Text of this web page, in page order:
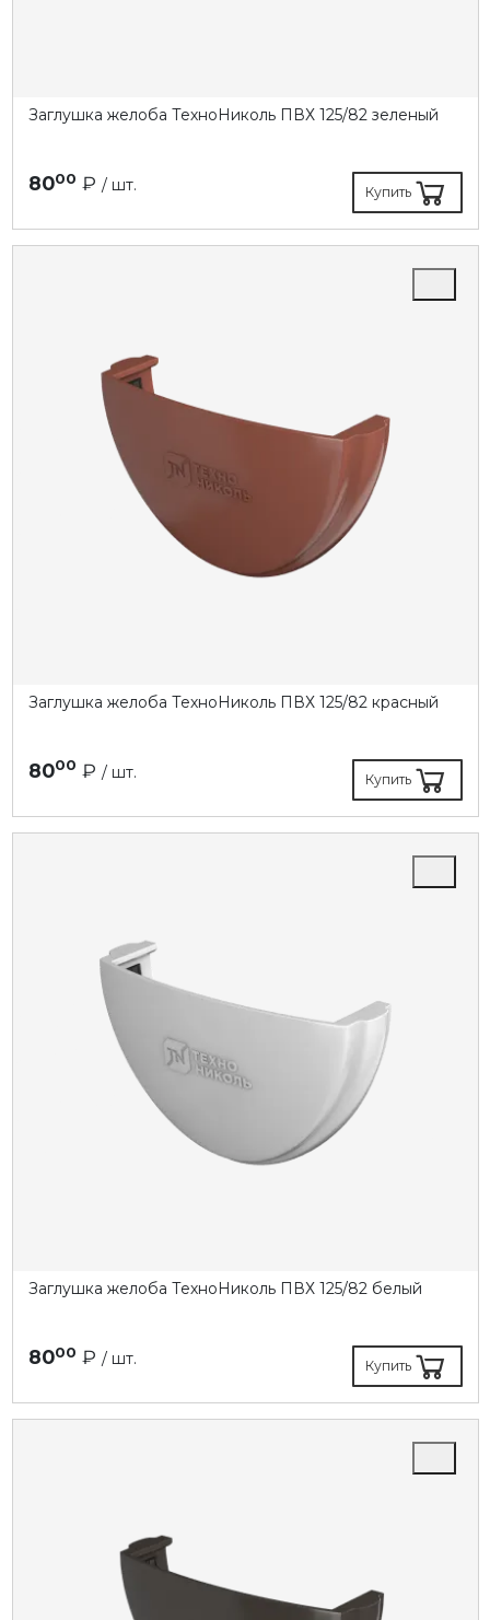
Заглушка желоба ТехноНиколь ПВХ 125/82 зеленый
8000 ₽ / шт. Купить
Заглушка желоба ТехноНиколь ПВХ 125/82 красный
8000 ₽ / шт. Купить
Заглушка желоба ТехноНиколь ПВХ 125/82 белый
8000 ₽ / шт. Купить